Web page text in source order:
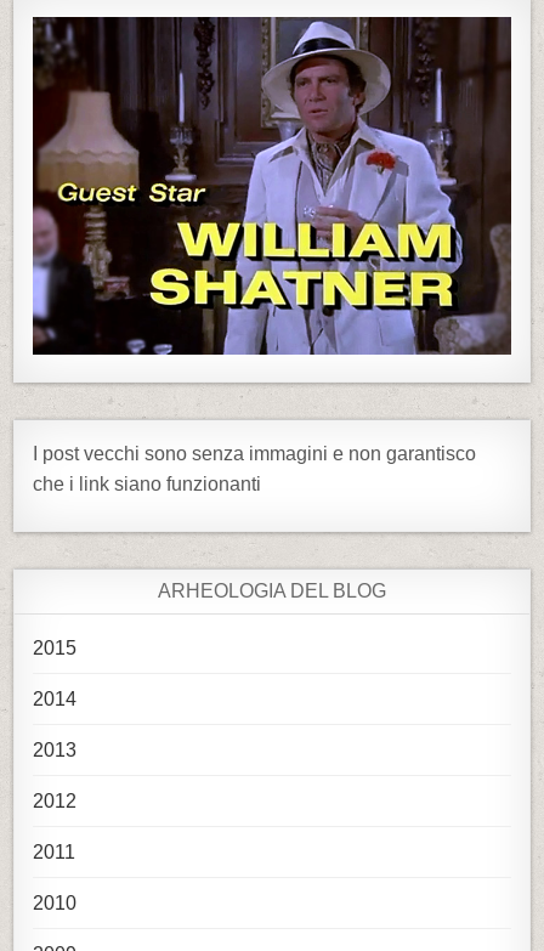
I post vecchi sono senza immagini e non garantisco
che i link siano funzionanti
ARHEOLOGIA DEL BLOG
2015
2014
2013
2012
2011
2010